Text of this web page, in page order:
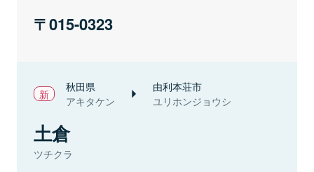
015-0323
秋田県
アキタケン
由利本荘市
ユリホンジョウシ
土倉
ツチクラ